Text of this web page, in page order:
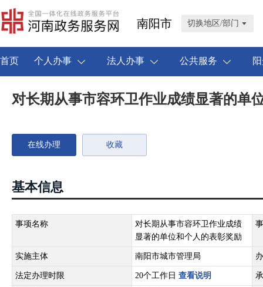
南阳市 切换地区/部门
首页 个人办事 法人办事 公共服务
对长期从事市容环卫作业成绩显著的单
在线办理 收藏
基本信息
事项名称
对长期从事市容环卫作业成绩
显著的单位和个人的表彰奖励
实施主体 南阳市城市管理局
法定办理时限 20个工作日 查看说明